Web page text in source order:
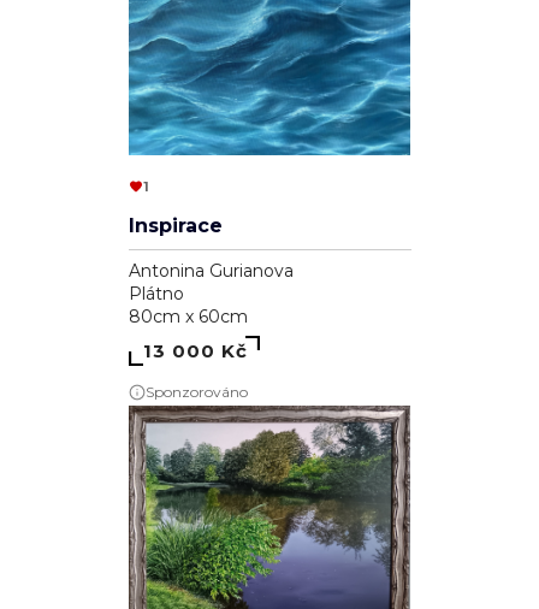
1
Inspirace
Antonina Gurianova
Plátno
80cm x 60cm
13 000 Kč
Sponzorováno